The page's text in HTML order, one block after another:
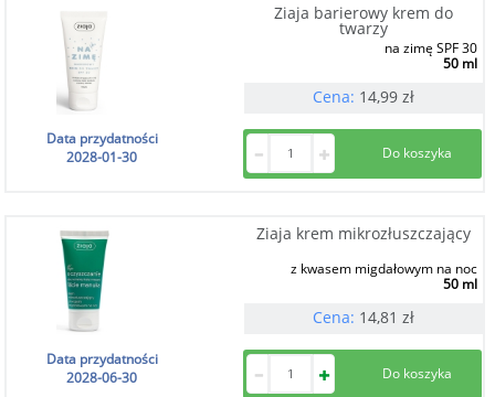
Ziaja barierowy krem do
twarzy
na zimę SPF 30
50 ml
Cena: 14,99 zł
Data przydatności
2028-01-30
Ziaja krem mikrozłuszczający
z kwasem migdałowym na noc
50 ml
Cena: 14,81 zł
Data przydatności
2028-06-30